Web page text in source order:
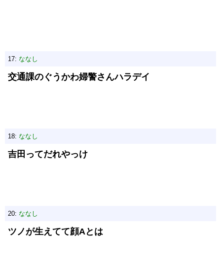
17: ななし
交通課のぐうかわ婦警さんハラデイ
18: ななし
吉田ってだれやっけ
20: ななし
ツノが生えてて顔Aとは